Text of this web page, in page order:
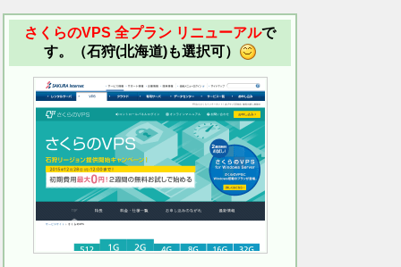
さくらのVPS 全プラン リニューアルで
す。（石狩(北海道)も選択可）